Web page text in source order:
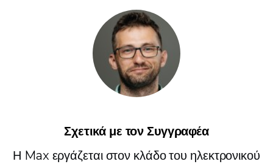
Σχετικά με τον Συγγραφέα
Η Max εργάζεται στον κλάδο του ηλεκτρονικού